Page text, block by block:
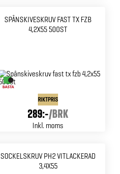
SPÅNSKIVESKRUV FAST TX FZB
4,2X55 500ST
RIKTPRIS
289:-/BRK
Inkl. moms
SOCKELSKRUV PH2 VITLACKERAD
3,4X55